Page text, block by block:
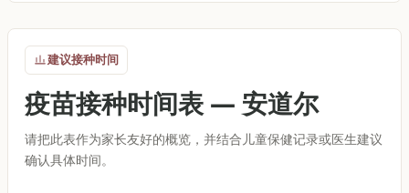
建议接种时间
疫苗接种时间表— 安道尔
请把此表作为家长友好的概览，并结合儿童保健记录或医生建议
确认具体时间。